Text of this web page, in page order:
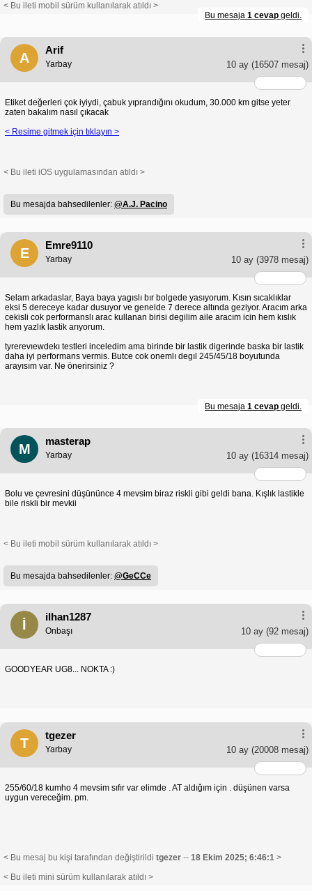
< Bu ileti mobil sürüm kullanılarak atıldı >
Bu mesaja 1 cevap geldi.
A
Arif
10 ay (16507 mesaj)
Yarbay
Etiket değerleri çok iyiydi, çabuk yıprandığını okudum, 30.000 km gitse yeter
zaten bakalım nasıl çıkacak
< Resime gitmek için tıklayın >
< Bu ileti iOS uygulamasından atıldı >
Bu mesajda bahsedilenler: @A.J. Pacino
E
Emre9110
10 ay (3978 mesaj)
Yarbay
Selam arkadaslar, Baya baya yagıslı bır bolgede yasıyorum. Kısın sıcaklıklar
eksi 5 dereceye kadar dusuyor ve genelde 7 derece altında geziyor. Aracım arka
cekisli cok performanslı arac kullanan birisi degilim aile aracım icin hem kıslık
hem yazlık lastik arıyorum.
tyrerevıewdekı testleri inceledim ama birinde bir lastik digerinde baska bir lastik
daha iyi performans vermis. Butce cok onemlı degıl 245/45/18 boyutunda
arayısım var. Ne önerirsiniz ?
Bu mesaja 1 cevap geldi.
M
masterap
10 ay (16314 mesaj)
Yarbay
Bolu ve çevresini düşününce 4 mevsim biraz riskli gibi geldi bana. Kışlık lastikle
bile riskli bir mevkii
< Bu ileti mobil sürüm kullanılarak atıldı >
Bu mesajda bahsedilenler: @GeCCe
İ
ilhan1287
10 ay (92 mesaj)
Onbaşı
GOODYEAR UG8... NOKTA :)
T
tgezer
10 ay (20008 mesaj)
Yarbay
255/60/18 kumho 4 mevsim sıfır var elimde . AT aldığım için . düşünen varsa
uygun vereceğim. pm.
< Bu mesaj bu kişi tarafından değiştirildi tgezer -- 18 Ekim 2025; 6:46:1 >
< Bu ileti mini sürüm kullanılarak atıldı >